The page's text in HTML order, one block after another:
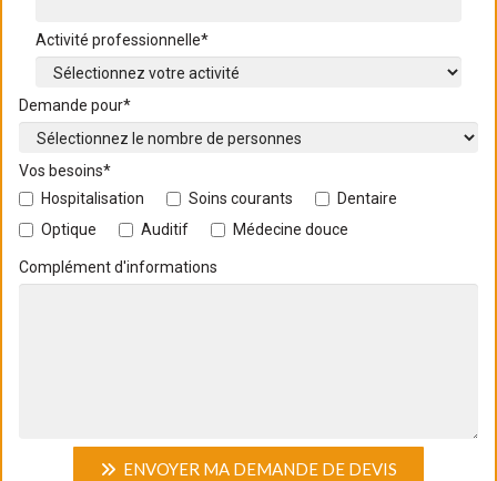
Activité professionnelle*
Demande pour*
Vos besoins*
Hospitalisation
Soins courants
Dentaire
Optique
Auditif Médecine douce
Complément d'informations
ENVOYER MA DEMANDE DE DEVIS